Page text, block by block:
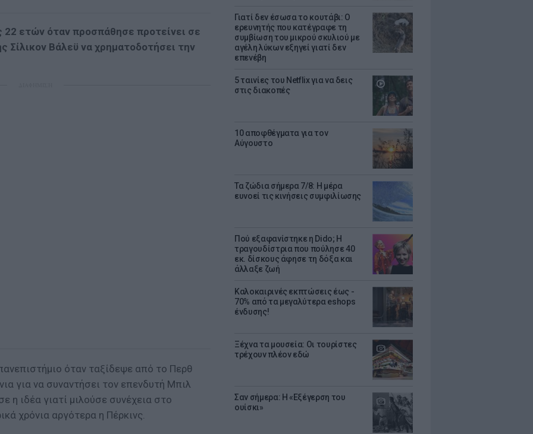
Γιατί δεν έσωσα το κουτάβι: Ο
ερευνητής που κατέγραφε τη
συμβίωση του μικρού σκυλιού με
αγέλη λύκων εξηγεί γιατί δεν
επενέβη
5 ταινίες του Netflix για να δεις
στις διακοπές
10 αποφθέγματα για τον
Αύγουστο
Τα ζώδια σήμερα 7/8: Η μέρα
ευνοεί τις κινήσεις συμφιλίωσης
Πού εξαφανίστηκε η Dido; Η
τραγουδίστρια που πούλησε 40
εκ. δίσκους άφησε τη δόξα και
άλλαξε ζωή
Καλοκαιρινές εκπτώσεις έως -
70% από τα μεγαλύτερα eshops
ένδυσης!
Ξέχνα τα μουσεία: Οι τουρίστες
τρέχουν πλέον εδώ
Σαν σήμερα: Η «Εξέγερση του
ουίσκι»
22 ετών όταν προσπάθησε προτείνει σε
Σίλικον Βάλεϋ να χρηματοδοτήσει την
όταν ταξίδεψε από το Περθ
για να συναντήσει τον επενδυτή Μπιλ
η ιδέα γιατί μιλούσε συνέχεια στο
χρόνια αργότερα η Πέρκινς.